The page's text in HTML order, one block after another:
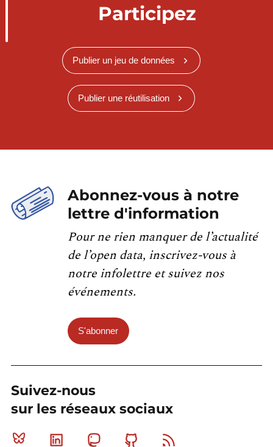
Participez
Publier un jeu de données
Publier une réutilisation
Abonnez-vous à notre
lettre d'information
Pour ne rien manquer de l’actualité
de l’open data, inscrivez-vous à
notre infolettre et suivez nos
événements.
S'abonner
Suivez-nous
sur les réseaux sociaux
Bluesky Linkedin MastodonGithub